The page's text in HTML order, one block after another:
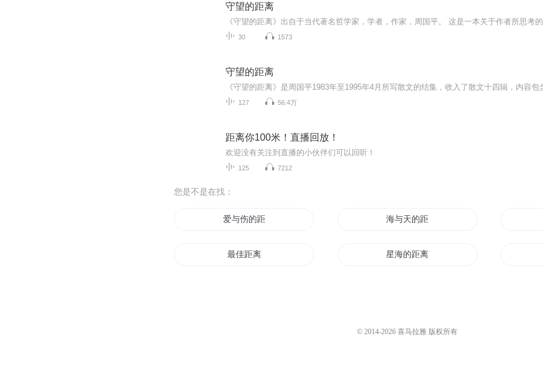
守望的距离
30 1573
守望的距离
127 56.4万
距离你100米！直播回放！
欢迎没有关注到直播的小伙伴们可以回听！
125 7212
您是不是在找：
爱与伤的距离 海与天的距离
最佳距离 星海的距离
© 2014-2026 喜马拉雅 版权所有